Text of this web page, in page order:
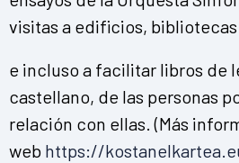
visitas a edificios,
e incluso a facilitar libros de
castellano, de las personas
relación con ellas. (Más
web https://